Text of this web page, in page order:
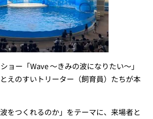
ョー「Wave ～きみの波になりたい～」
えのすいトリーター（飼育員）たちが本
をつくれるのか」をテーマに、来場者と